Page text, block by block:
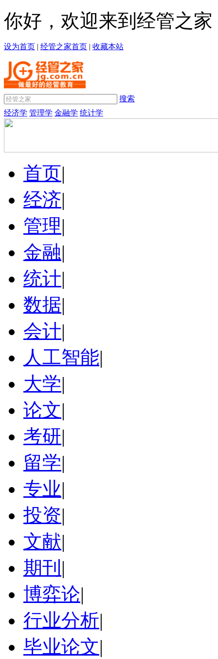
你好，欢迎来到经管之家
设为首页 | 经管之家首页 | 收藏本站
搜索
经济学 管理学 金融学 统计学
首页|
经济|
管理|
金融|
统计|
数据|
会计|
人工智能|
大学|
论文|
考研|
留学|
专业|
投资|
文献|
期刊 |
博弈论|
行业分析|
毕业论文|